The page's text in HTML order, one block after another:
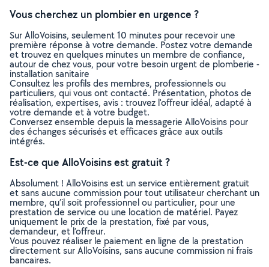
Vous cherchez un plombier en urgence ?
Sur AlloVoisins, seulement 10 minutes pour recevoir une
première réponse à votre demande. Postez votre demande
et trouvez en quelques minutes un membre de confiance,
autour de chez vous, pour votre besoin urgent de plomberie -
installation sanitaire
Consultez les profils des membres, professionnels ou
particuliers, qui vous ont contacté. Présentation, photos de
réalisation, expertises, avis : trouvez l'offreur idéal, adapté à
votre demande et à votre budget.
Conversez ensemble depuis la messagerie AlloVoisins pour
des échanges sécurisés et efficaces grâce aux outils
intégrés.
Est-ce que AlloVoisins est gratuit ?
Absolument ! AlloVoisins est un service entièrement gratuit
et sans aucune commission pour tout utilisateur cherchant un
membre, qu’il soit professionnel ou particulier, pour une
prestation de service ou une location de matériel. Payez
uniquement le prix de la prestation, fixé par vous,
demandeur, et l’offreur.
Vous pouvez réaliser le paiement en ligne de la prestation
directement sur AlloVoisins, sans aucune commission ni frais
bancaires.